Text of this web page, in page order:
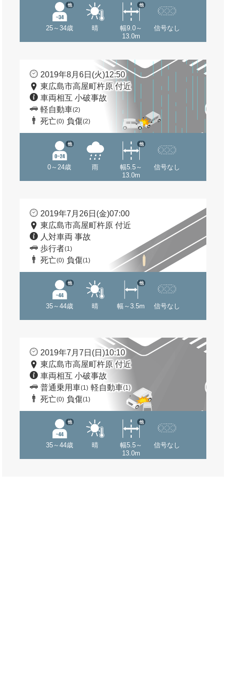
25～34歳
他
晴
幅9.0～
13.0m
他
信号なし
2019年8月6日(火)12:50
東広島市高屋町杵原 付近
車両相互 小破事故
軽自動車(2)
死亡(0) 負傷(2)
0～24歳
他
雨
幅5.5～
13.0m
他
信号なし
2019年7月26日(金)07:00
東広島市高屋町杵原 付近
人対車両 事故
歩行者(1)
死亡(0) 負傷(1)
35～44歳
他
晴 幅～3.5m
他
信号なし
2019年7月7日(日)10:10
東広島市高屋町杵原 付近
車両相互 小破事故
普通乗用車(1) 軽自動車(1)
死亡(0) 負傷(1)
35～44歳
他
晴
幅5.5～
13.0m
他
信号なし